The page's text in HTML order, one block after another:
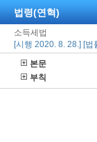
법령(연혁)
소득세법
[시행 2020. 8. 28.] [
본문
부칙